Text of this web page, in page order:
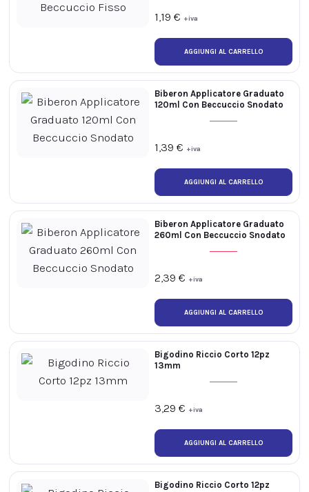
1,19 € +iva
1,39 € +iva
Biberon Applicatore Graduato
120ml Con Beccuccio Snodato
2,39 € +iva
Biberon Applicatore Graduato
260ml Con Beccuccio Snodato
3,29 € +iva
Bigodino Riccio Corto 12pz
13mm
Bigodino Riccio Corto 12pz